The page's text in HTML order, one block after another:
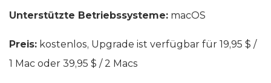
Unterstützte Betriebssysteme: macOS
Preis: kostenlos, Upgrade ist verfügbar für 19,95 $ /
1 Mac oder 39,95 $ / 2 Macs